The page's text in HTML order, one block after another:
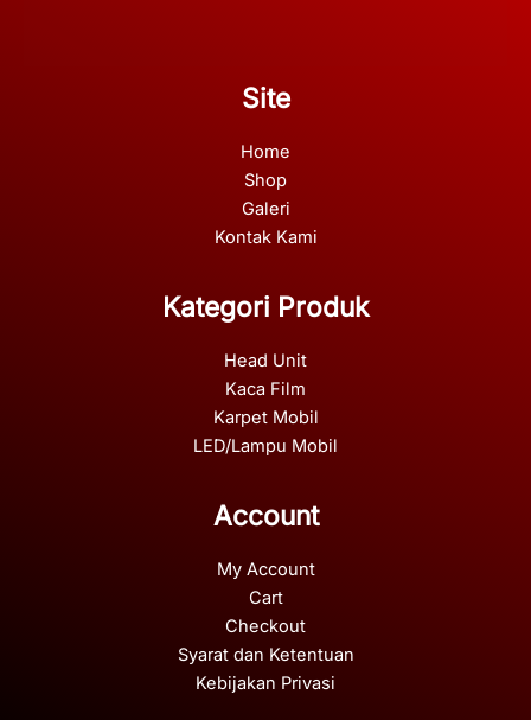
Site
Home
Shop
Galeri
Kontak Kami
Kategori Produk
Head Unit
Kaca Film
Karpet Mobil
LED/Lampu Mobil
Account
My Account
Cart
Checkout
Syarat dan Ketentuan
Kebijakan Privasi